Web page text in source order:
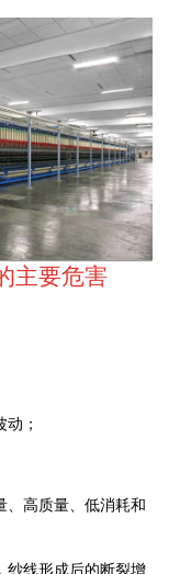
主要危害
；
、高质量、低消耗和
纱线形成后的断裂增